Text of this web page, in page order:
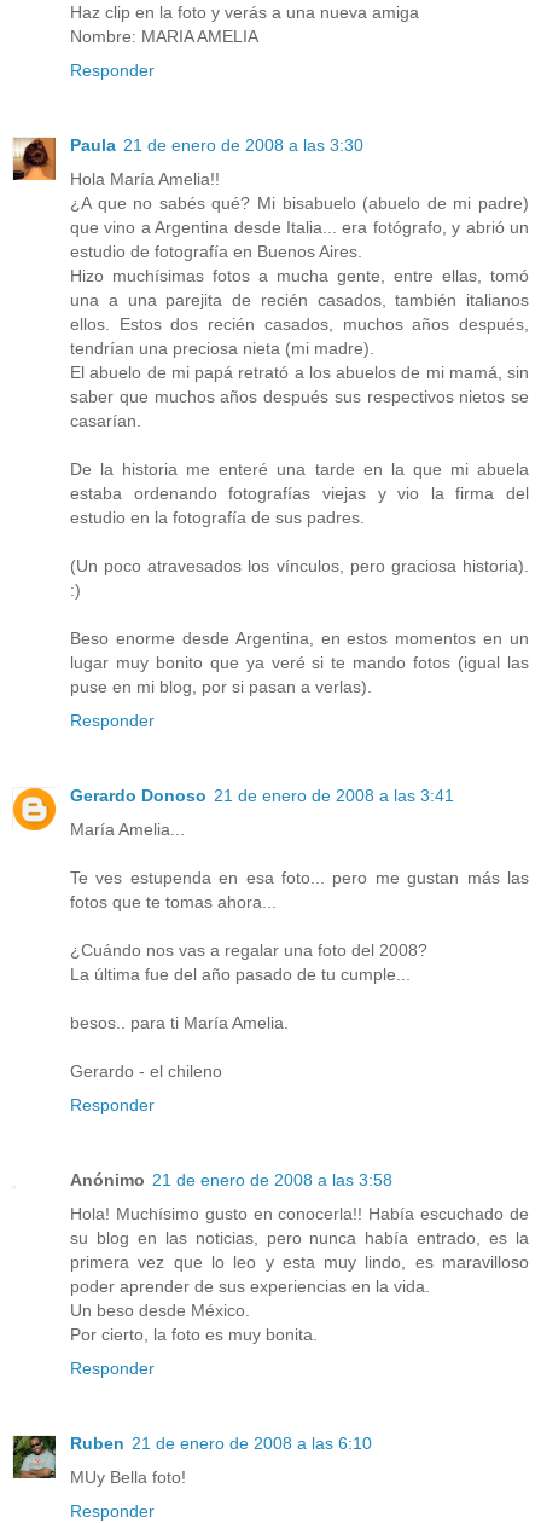
Haz clip en la foto y verás a una nueva amiga
Nombre: MARIA AMELIA
Responder
Paula 21 de enero de 2008 a las 3:30
Hola María Amelia!!
¿A que no sabés qué? Mi bisabuelo (abuelo de mi padre)
que vino a Argentina desde Italia... era fotógrafo, y abrió un
estudio de fotografía en Buenos Aires.
Hizo muchísimas fotos a mucha gente, entre ellas, tomó
una a una parejita de recién casados, también italianos
ellos. Estos dos recién casados, muchos años después,
tendrían una preciosa nieta (mi madre).
El abuelo de mi papá retrató a los abuelos de mi mamá, sin
saber que muchos años después sus respectivos nietos se
casarían.
De la historia me enteré una tarde en la que mi abuela
estaba ordenando fotografías viejas y vio la firma del
estudio en la fotografía de sus padres.
(Un poco atravesados los vínculos, pero graciosa historia).
:)
Beso enorme desde Argentina, en estos momentos en un
lugar muy bonito que ya veré si te mando fotos (igual las
puse en mi blog, por si pasan a verlas).
Responder
Gerardo Donoso 21 de enero de 2008 a las 3:41
María Amelia...
Te ves estupenda en esa foto... pero me gustan más las
fotos que te tomas ahora...
¿Cuándo nos vas a regalar una foto del 2008?
La última fue del año pasado de tu cumple...
besos.. para ti María Amelia.
Gerardo - el chileno
Responder
Anónimo 21 de enero de 2008 a las 3:58
Hola! Muchísimo gusto en conocerla!! Había escuchado de
su blog en las noticias, pero nunca había entrado, es la
primera vez que lo leo y esta muy lindo, es maravilloso
poder aprender de sus experiencias en la vida.
Un beso desde México.
Por cierto, la foto es muy bonita.
Responder
Ruben 21 de enero de 2008 a las 6:10
MUy Bella foto!
Responder